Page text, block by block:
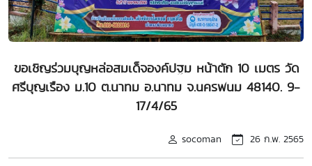
ขอเชิญร่วมบุญหล่อสมเด็จองค์ปฐม หน้าตัก 10 เมตร วัด
ศรีบุญเรือง ม.10 ต.นาทม อ.นาทม จ.นครพนม 48140. 9-
17/4/65
socoman 26 ก.พ. 2565